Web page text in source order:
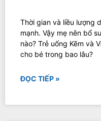
Thời gian và liều lượng
mạnh. Vậy mẹ nên bổ
nào? Trẻ uống Kẽm và
cho bé trong bao lâu?
ĐỌC TIẾP »